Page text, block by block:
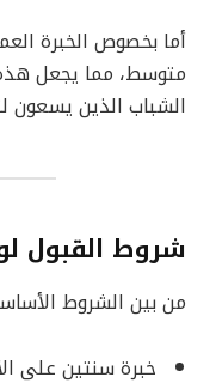
أما بخصوص الخبرة
متوسط، مما يجعل
الشباب الذين يسعون
شروط القبول
من بين الشروط
خبرة سنتين على